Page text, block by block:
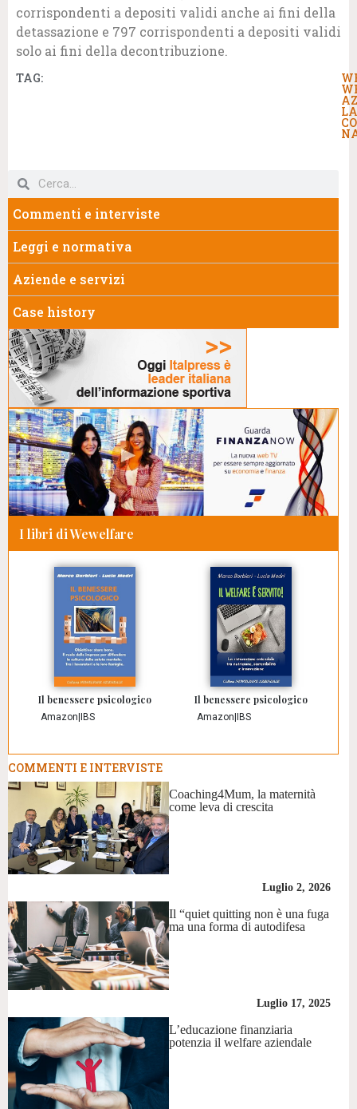
corrispondenti a depositi validi anche ai fini della
detassazione e 797 corrispondenti a depositi validi
solo ai fini della decontribuzione.
TAG:
Commenti e interviste
Leggi e normativa
Aziende e servizi
Case history
I libri di Wewelfare
Il benessere psicologico
Amazon IBS
Il benessere psicologico
Amazon IBS
COMMENTI E INTERVISTE
Coaching4Mum, la maternità
come leva di crescita
Luglio 2, 2026
Il “quiet quitting non è una fuga
ma una forma di autodifesa
Luglio 17, 2025
L’educazione finanziaria
potenzia il welfare aziendale